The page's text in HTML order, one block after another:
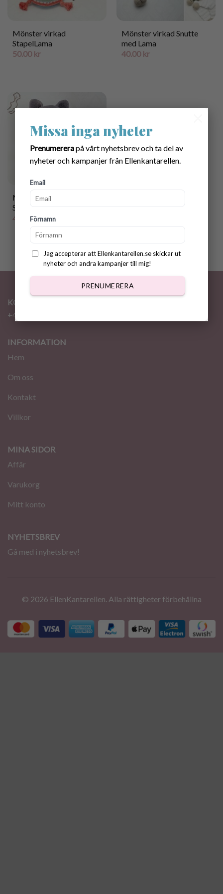
Missa inga nyheter
Prenumererapå vårt nyhetsbrev och ta del av
nyheter och kampanjer från Ellenkantarellen.
Email
Förnamn
Jag accepterar att Ellenkantarellen.se skickar ut
nyheter och andra kampanjer till mig!
PRENUMERERA
Mönster virkad
StapelLama
50.00 kr
Mönster virkad Snutte
med Lama
40.00 kr
Mönster virkad
StapelFladdermus
45.00kr
KONTAKT
+46 72 310 46 48
INFORMATION
Hem
Om oss
Kontakt
Villkor
MINA SIDOR
Affär
Varukorg
Mitt konto
NYHETSBREV
Gå med i nyhetsbrev!
© 2026 EllenKantarellen. Alla rättigheter förbehållna